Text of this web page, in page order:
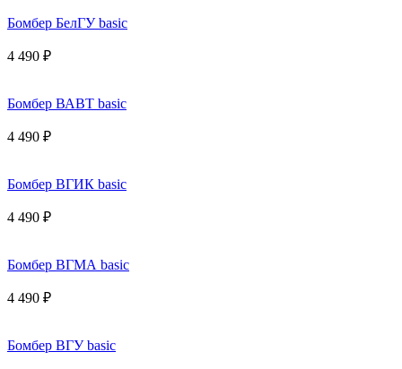
Бомбер БелГУ basic
4 490 ₽
Бомбер ВАВТ basic
4 490 ₽
Бомбер ВГИК basic
4 490 ₽
Бомбер ВГМА basic
4 490 ₽
Бомбер ВГУ basic